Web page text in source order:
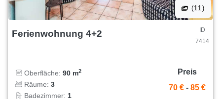
(11)
Ferienwohnung 4+2
ID
7414
Oberfläche: 90 m2
Räume: 3
Badezimmer: 1
Preis
70 € - 85 €